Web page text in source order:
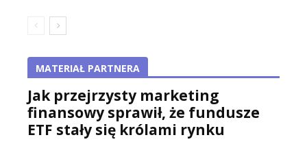
MATERIAŁ PARTNERA
Jak przejrzysty marketing
finansowy sprawił, że fundusze
ETF stały się królami rynku